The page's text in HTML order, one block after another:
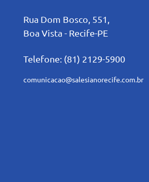
Rua Dom Bosco, 551,
Boa Vista - Recife-PE
Telefone: (81) 2129-5900
comunicacao@salesianorecife.com.br